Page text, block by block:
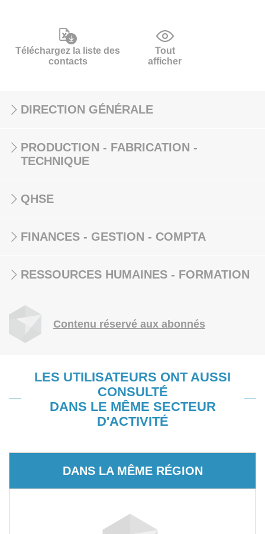
Téléchargez la liste des
contacts
Tout
afficher
DIRECTION GÉNÉRALE
PRODUCTION - FABRICATION -
TECHNIQUE
QHSE
FINANCES - GESTION - COMPTA
RESSOURCES HUMAINES - FORMATION
Contenu réservé aux abonnés
LES UTILISATEURS ONT AUSSI
CONSULTÉ
DANS LE MÊME SECTEUR
D'ACTIVITÉ
DANS LA MÊME RÉGION